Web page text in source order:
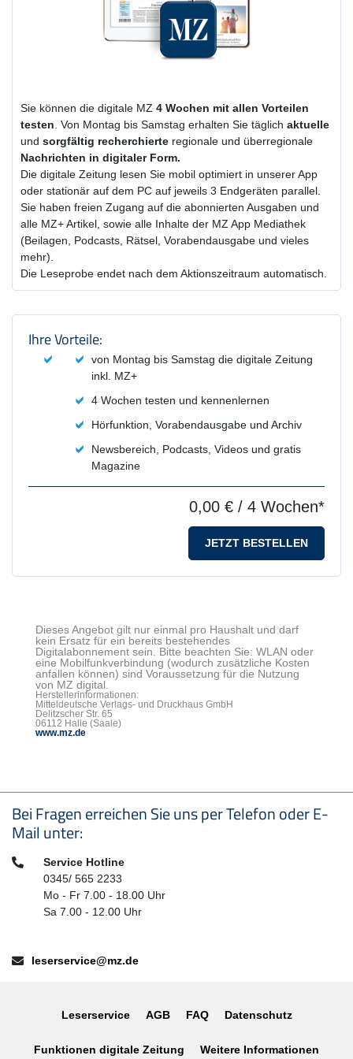
Sie können die digitale MZ 4 Wochen mit allen Vorteilen
testen. Von Montag bis Samstag erhalten Sie täglich aktuelle
und sorgfältig recherchierte regionale und überregionale
Nachrichten in digitaler Form.
Die digitale Zeitung lesen Sie mobil optimiert in unserer App
oder stationär auf dem PC auf jeweils 3 Endgeräten parallel.
Sie haben freien Zugang auf die abonnierten Ausgaben und
alle MZ+ Artikel, sowie alle Inhalte der MZ App Mediathek
(Beilagen, Podcasts, Rätsel, Vorabendausgabe und vieles
mehr).
Die Leseprobe endet nach dem Aktionszeitraum automatisch.
Produktzusammenfassung und
Ihre Vorteile:
von Montag bis Samstag die digitale Zeitung
inkl. MZ+
4 Wochen testen und kennenlernen
Hörfunktion, Vorabendausgabe und Archiv
Newsbereich, Podcasts, Videos und gratis
Magazine
0,00 € / 4 Wochen*
JETZT BESTELLEN
Dieses Angebot gilt nur einmal pro Haushalt und darf
kein Ersatz für ein bereits bestehendes
Digitalabonnement sein. Bitte beachten Sie: WLAN oder
eine Mobilfunkverbindung (wodurch zusätzliche Kosten
anfallen können) sind Voraussetzung für die Nutzung
von MZ digital.
Herstellerinformationen:
Mitteldeutsche Verlags- und Druckhaus GmbH
Delitzscher Str. 65
06112 Halle (Saale)
www.mz.de
Seitenfußbereich
Bei Fragen erreichen Sie uns per Telefon oder E-
Mail unter:
Telefon:Service Hotline
0345/ 565 2233
Mo - Fr 7.00 - 18.00 Uhr
Sa 7.00 - 12.00 Uhr
E-Mail:leserservice@mz.de
Leserservice AGB FAQ Datenschutz
Funktionen digitale Zeitung Weitere Informationen